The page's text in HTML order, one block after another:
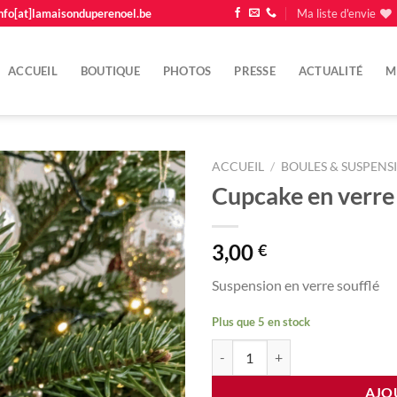
Ma liste d'envie
ACCUEIL BOUTIQUE PHOTOS PRESSE ACTUALITÉ
Ajouter
à la
liste
d'envie
ACCUEIL / BOULES &
Cupcake en
3,00 €
Suspension en verre soufflé
Plus que 5 en stock